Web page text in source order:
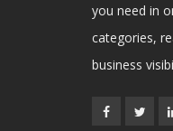
you need in
categories,
business